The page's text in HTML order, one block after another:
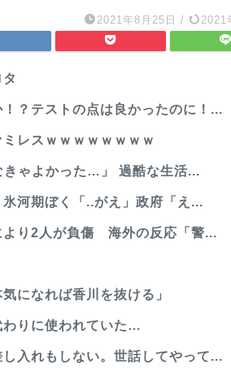
2021年8月25日 / 2021
？テストの点は良かったのに！...
レスｗｗｗｗｗｗｗｗ
きゃよかった…」 過酷な生活...
河期ぼく「..がえ」政府「え...
より2人が負傷 海外の反応「警...
になれば香川を抜ける」
わりに使われていた…
入れもしない。世話してやって...